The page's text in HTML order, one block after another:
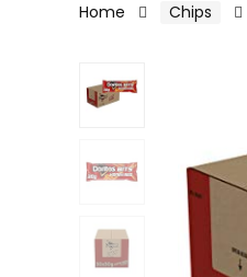
Home Chips